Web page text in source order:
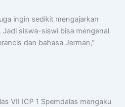
ntelligence
ingin sedikit mengajarkan
Jadi siswa-siswi bisa mengenal
dan bahasa Jerman,”
VII ICP 1 Spemdalas mengaku